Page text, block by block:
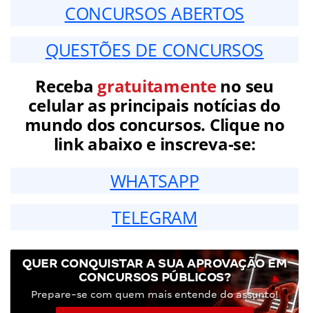
CONCURSOS ABERTOS
QUESTÕES DE CONCURSOS
Receba gratuitamenteno seu
celular as principais notícias do
mundo dos concursos. Clique no
link abaixo e inscreva-se:
WHATSAPP
TELEGRAM
QUER CONQUISTAR A SUA APROVAÇÃO EM
CONCURSOS PÚBLICOS?
Prepare-se com quem mais entende do assunto!